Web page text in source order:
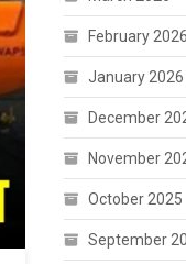
February 2026
January 2026
December
November
October 2025
September